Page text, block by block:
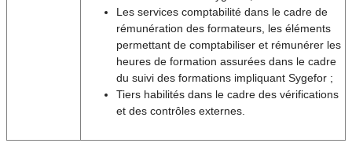
Les services comptabilité dans le cadre de
rémunération des formateurs, les éléments
permettant de comptabiliser et rémunérer les
heures de formation assurées dans le cadre
du suivi des formations impliquant Sygefor ;
Tiers habilités dans le cadre des vérifications
et des contrôles externes.